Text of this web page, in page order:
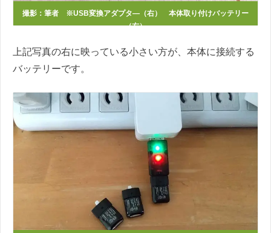
撮影：筆者 ※USB変換アダプタ―（右） 本体取り付けバッテリー
（右）
上記写真の右に映っている小さい方が、本体に接続する
バッテリーです。